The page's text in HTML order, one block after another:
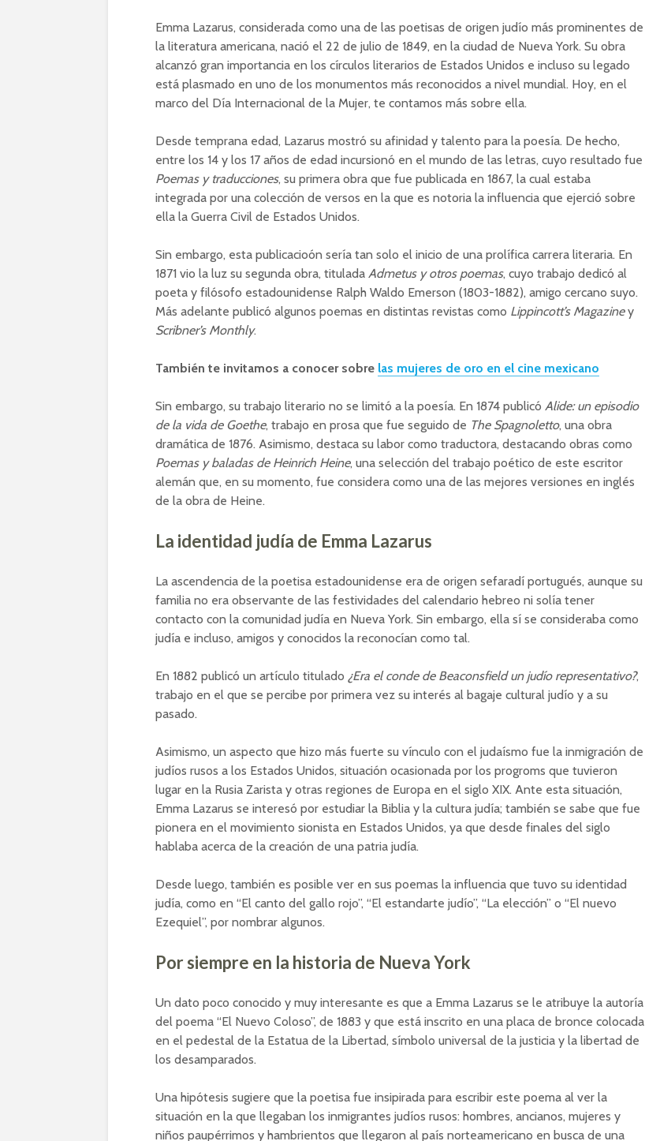
Emma Lazarus, considerada como una de las poetisas de origen judío más prominentes de
la literatura americana, nació el 22 de julio de 1849, en la ciudad de Nueva York. Su obra
alcanzó gran importancia en los círculos literarios de Estados Unidos e incluso su legado
está plasmado en uno de los monumentos más reconocidos a nivel mundial. Hoy, en el
marco del Día Internacional de la Mujer, te contamos más sobre ella.
Desde temprana edad, Lazarus mostró su afinidad y talento para la poesía. De hecho,
entre los 14 y los 17 años de edad incursionó en el mundo de las letras, cuyo resultado fue
Poemas y traducciones, su primera obra que fue publicada en 1867, la cual estaba
integrada por una colección de versos en la que es notoria la influencia que ejerció sobre
ella la Guerra Civil de Estados Unidos.
Sin embargo, esta publicacioón sería tan solo el inicio de una prolífica carrera literaria. En
1871 vio la luz su segunda obra, titulada Admetus y otros poemas, cuyo trabajo dedicó al
poeta y filósofo estadounidense Ralph Waldo Emerson (1803-1882), amigo cercano suyo.
Más adelante publicó algunos poemas en distintas revistas como Lippincott’s Magaziney
Scribner’s Monthly.
También te invitamos a conocer sobre las mujeres de oro en el cine mexicano
Sin embargo, su trabajo literario no se limitó a la poesía. En 1874 publicó Alide: un episodio
de la vida de Goethe, trabajo en prosa que fue seguido de The Spagnoletto, una obra
dramática de 1876. Asimismo, destaca su labor como traductora, destacando obras como
Poemas y baladas de Heinrich Heine, una selección del trabajo poético de este escritor
alemán que, en su momento, fue considera como una de las mejores versiones en inglés
de la obra de Heine.
La identidad judía de Emma Lazarus
La ascendencia de la poetisa estadounidense era de origen sefaradí portugués, aunque su
familia no era observante de las festividades del calendario hebreo ni solía tener
contacto con la comunidad judía en Nueva York. Sin embargo, ella sí se consideraba como
judía e incluso, amigos y conocidos la reconocían como tal.
En 1882 publicó un artículo titulado ¿Era el conde de Beaconsfield un judío representativo?,
trabajo en el que se percibe por primera vez su interés al bagaje cultural judío y a su
pasado.
Asimismo, un aspecto que hizo más fuerte su vínculo con el judaísmo fue la inmigración de
judíos rusos a los Estados Unidos, situación ocasionada por los progroms que tuvieron
lugar en la Rusia Zarista y otras regiones de Europa en el siglo XIX. Ante esta situación,
Emma Lazarus se interesó por estudiar la Biblia y la cultura judía; también se sabe que fue
pionera en el movimiento sionista en Estados Unidos, ya que desde finales del siglo
hablaba acerca de la creación de una patria judía.
Desde luego, también es posible ver en sus poemas la influencia que tuvo su identidad
judía, como en “El canto del gallo rojo”, “El estandarte judío”, “La elección” o “El nuevo
Ezequiel”, por nombrar algunos.
Por siempre en la historia de Nueva York
Un dato poco conocido y muy interesante es que a Emma Lazarus se le atribuye la autoría
del poema “El Nuevo Coloso”, de 1883 y que está inscrito en una placa de bronce colocada
en el pedestal de la Estatua de la Libertad, símbolo universal de la justicia y la libertad de
los desamparados.
Una hipótesis sugiere que la poetisa fue insipirada para escribir este poema al ver la
situación en la que llegaban los inmigrantes judíos rusos: hombres, ancianos, mujeres y
niños paupérrimos y hambrientos que llegaron al país norteamericano en busca de una